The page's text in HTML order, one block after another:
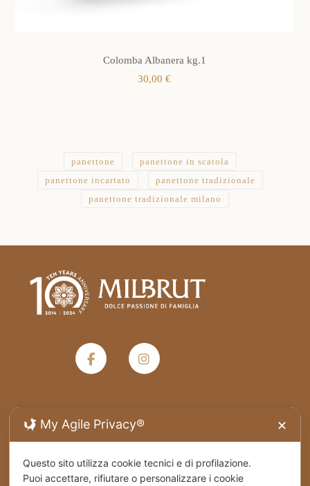
Colomba Albanera kg.1
30,00€
panettone
panettone in scatola
panettone incartato
panettone tradizionale
panettone tradizionale milano
Termini e condizioni generali di vendita
Privacy Policy
My Agile Privacy® ✕
Questo sito utilizza cookie tecnici e di profilazione.
Puoi accettare, rifiutare o personalizzare i cookie